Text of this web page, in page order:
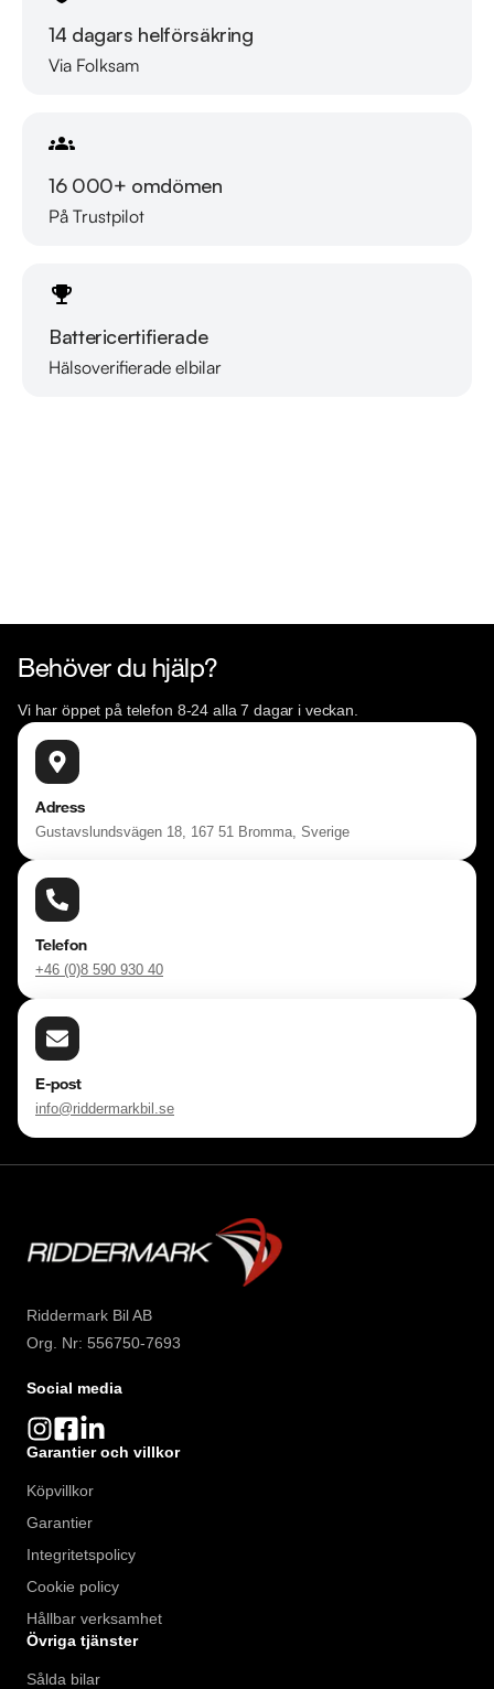
din gamla bil i inbyte. Kontakta anläggningen för mer
information.
Telefontider:
Besökstider i butik:
Lördag 10:00 - 18:00
Söndag 10:00 - 16:00
Välkomna!
14 dagars helförsäkring
Via Folksam
16 000+ omdömen
På Trustpilot
Battericertifierade
Hälsoverifierade elbilar
Läs mer om oss
Behöver du hjälp?
Vi har öppet på telefon 8-24 alla 7 dagar i veckan.
Adress
Gustavslundsvägen 18, 167 51 Bromma, Sverige
Telefon
+46 (0)8 590 930 40
E-post
info@riddermarkbil.se
Riddermark Bil AB
Org. Nr: 556750-7693
Social media
Garantier och villkor
Köpvillkor
Garantier
Integritetspolicy
Cookie policy
Hållbar verksamhet
Övriga tjänster
Sålda bilar